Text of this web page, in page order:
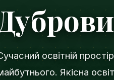
освітній
Якісна